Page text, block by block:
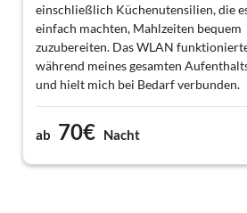
einschließlich Küchenutensilien, die
einfach machten, Mahlzeiten bequem
zuzubereiten. Das WLAN
während meines gesamten
und hielt mich bei Bedarf verbunden.
ab 70€ Nacht